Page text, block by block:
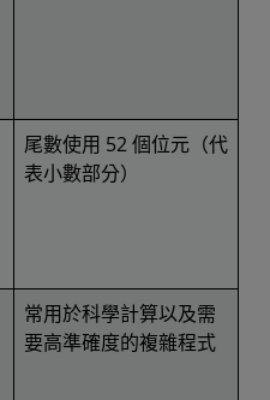
尾數使用 52 個位元（代
表小數部分）
常用於科學計算以及需
要高準確度的複雜程式